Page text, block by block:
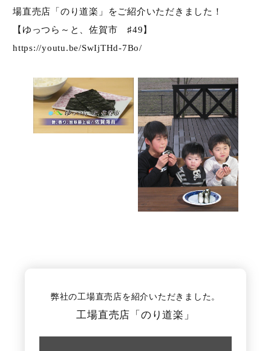
ご贈答用
取扱店舗
海外発送
場直売店「のり道楽」をご紹介いただきました！
【ゆっつら～と、佐賀市 ♯49】
https://youtu.be/SwIjTHd-7Bo/
弊社の工場直売店を紹介いただきました。
工場直売店「のり道楽」